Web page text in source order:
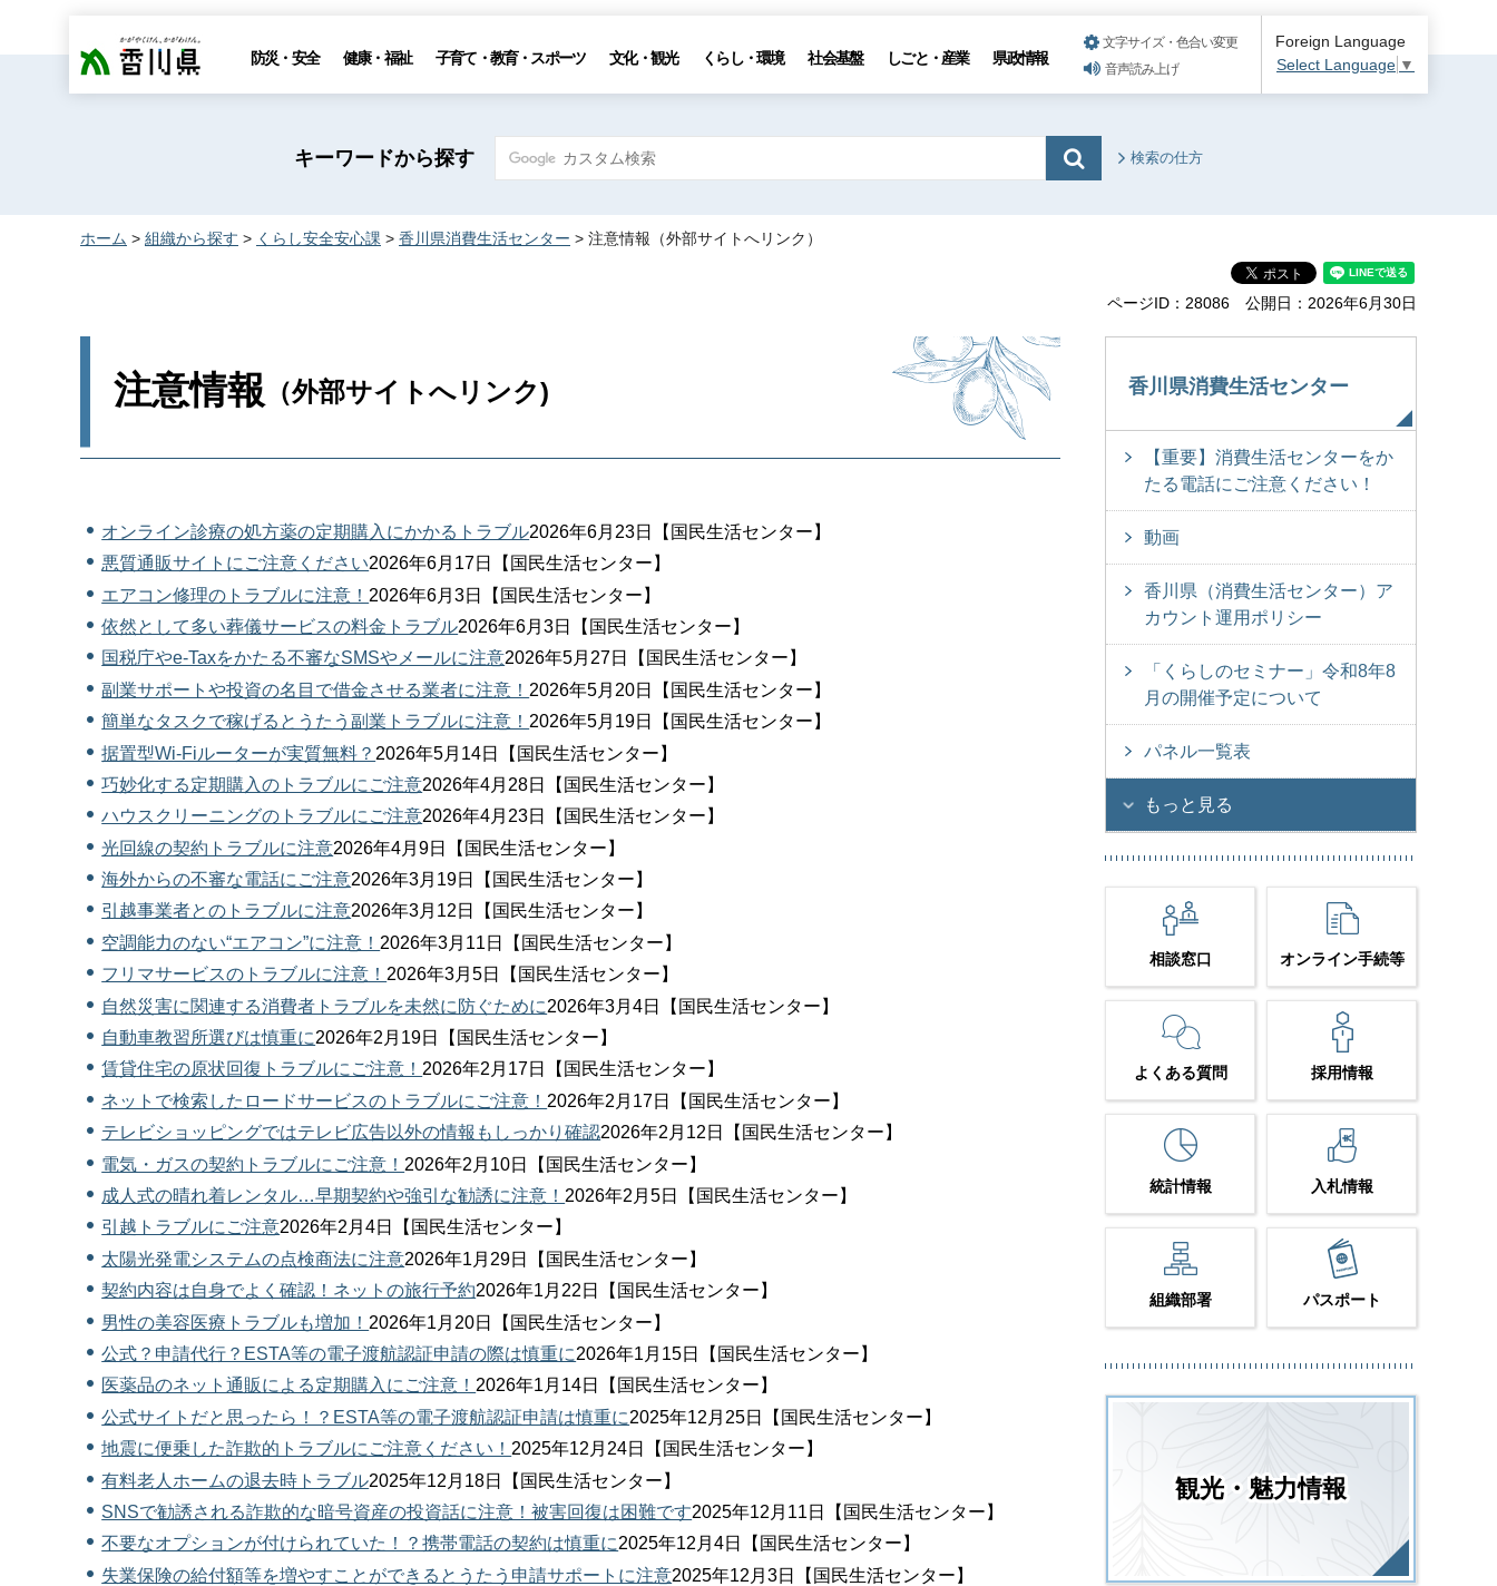
香川県 防災・安全 健康・福祉 子育て・教育・スポーツ 文化・観光 くらし・環境 社会基盤 しごと・産業 県政情報
文字サイズ・色合い変更
音声読み上げ
Foreign Language
Select Language ▼
キーワードから探す 検索の仕方
ホーム > 組織から探す > くらし安全安心課 > 香川県消費生活センター > 注意情報（外部サイトへリンク）
ページID：28086 公開日：2026年6月30日
注意情報 （外部サイトへリンク)
オンライン診療の処方薬の定期購入にかかるトラブル2026年6月23日【国民生活センター】
悪質通販サイトにご注意ください2026年6月17日【国民生活センター】
エアコン修理のトラブルに注意！ 2026年6月3日【国民生活センター】
依然として多い葬儀サービスの料金トラブル2026年6月3日【国民生活センター】
国税庁やe-Taxをかたる不審なSMSやメールに注意2026年5月27日【国民生活センター】
副業サポートや投資の名目で借金させる業者に注意！ 2026年5月20日【国民生活センター】
簡単なタスクで稼げるとうたう副業トラブルに注意！ 2026年5月19日【国民生活センター】
据置型Wi-Fiルーターが実質無料？ 2026年5月14日【国民生活センター】
巧妙化する定期購入のトラブルにご注意2026年4月28日【国民生活センター】
ハウスクリーニングのトラブルにご注意2026年4月23日【国民生活センター】
光回線の契約トラブルに注意2026年4月9日【国民生活センター】
海外からの不審な電話にご注意2026年3月19日【国民生活センター】
引越事業者とのトラブルに注意2026年3月12日【国民生活センター】
空調能力のない“エアコン”に注意！ 2026年3月11日【国民生活センター】
フリマサービスのトラブルに注意！ 2026年3月5日【国民生活センター】
自然災害に関連する消費者トラブルを未然に防ぐために2026年3月4日【国民生活センター】
自動車教習所選びは慎重に2026年2月19日【国民生活センター】
賃貸住宅の原状回復トラブルにご注意！2026年2月17日【国民生活センター】
ネットで検索したロードサービスのトラブルにご注意！ 2026年2月17日【国民生活センター】
テレビショッピングではテレビ広告以外の情報もしっかり確認2026年2月12日【国民生活センター】
電気・ガスの契約トラブルにご注意！ 2026年2月10日【国民生活センター】
成人式の晴れ着レンタル…早期契約や強引な勧誘に注意！ 2026年2月5日【国民生活センター】
引越トラブルにご注意2026年2月4日【国民生活センター】
太陽光発電システムの点検商法に注意2026年1月29日【国民生活センター】
契約内容は自身でよく確認！ネットの旅行予約2026年1月22日【国民生活センター】
男性の美容医療トラブルも増加！ 2026年1月20日【国民生活センター】
公式？申請代行？ESTA等の電子渡航認証申請の際は慎重に2026年1月15日【国民生活センター】
医薬品のネット通販による定期購入にご注意！ 2026年1月14日【国民生活センター】
公式サイトだと思ったら！？ESTA等の電子渡航認証申請は慎重に2025年12月25日【国民生活センター】
地震に便乗した詐欺的トラブルにご注意ください！ 2025年12月24日【国民生活センター】
有料老人ホームの退去時トラブル2025年12月18日【国民生活センター】
SNSで勧誘される詐欺的な暗号資産の投資話に注意！被害回復は困難です2025年12月11日【国民生活センター】
不要なオプションが付けられていた！？携帯電話の契約は慎重に2025年12月4日【国民生活センター】
失業保険の給付額等を増やすことができるとうたう申請サポートに注意2025年12月3日【国民生活センター】
香川県消費生活センター
【重要】消費生活センターをか
たる電話にご注意ください！
動画
香川県（消費生活センター）ア
カウント運用ポリシー
「くらしのセミナー」令和8年8
月の開催予定について
パネル一覧表
もっと見る
相談窓口 オンライン手続等
よくある質問 採用情報
統計情報 入札情報
組織部署 パスポート
観光・魅力情報